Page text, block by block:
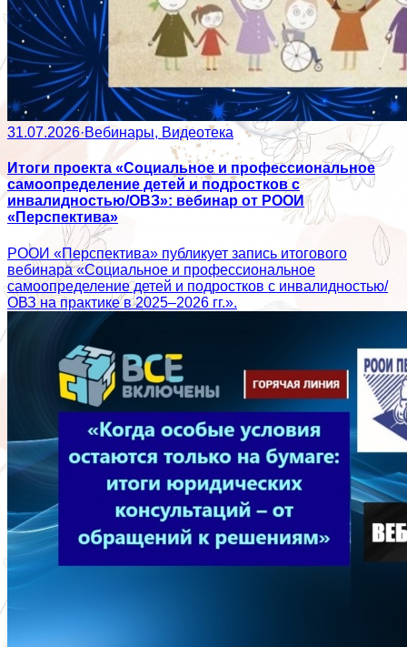
31.07.2026·Вебинары, Видеотека
Итоги проекта «Социальное и профессиональное
самоопределение детей и подростков с
инвалидностью/ОВЗ»: вебинар от РООИ
«Перспектива»
РООИ «Перспектива» публикует запись итогового
вебинара «Социальное и профессиональное
самоопределение детей и подростков с инвалидностью/
ОВЗ на практике в 2025–2026 гг.».